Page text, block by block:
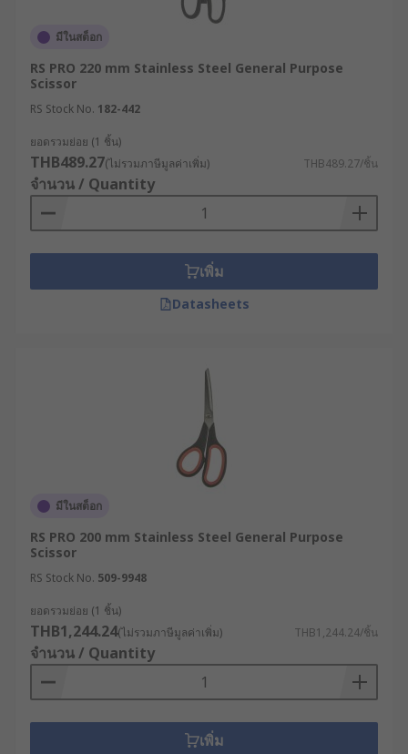
มีในสต็อก
RS PRO 220 mm Stainless Steel General Purpose
Scissor
RS Stock No. 182-442
ยอดรวมย่อย (1 ชิ้น)
THB489.27(ไม่รวมภาษีมูลค่าเพิ่ม) THB489.27/ชิ้น
จำนวน / Quantity
เพิ่ม
Datasheets
มีในสต็อก
RS PRO 200 mm Stainless Steel General Purpose
Scissor
RS Stock No. 509-9948
ยอดรวมย่อย (1 ชิ้น)
THB1,244.24(ไม่รวมภาษีมูลค่าเพิ่ม) THB1,244.24/ชิ้น
จำนวน / Quantity
เพิ่ม